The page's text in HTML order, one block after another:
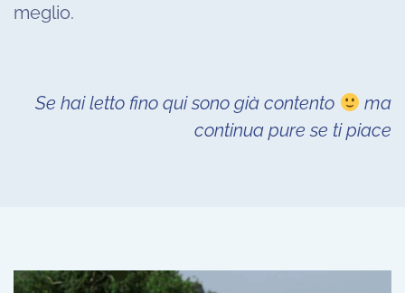
meglio.
Se hai letto fino qui sono già contento
ma
continua pure se ti piace